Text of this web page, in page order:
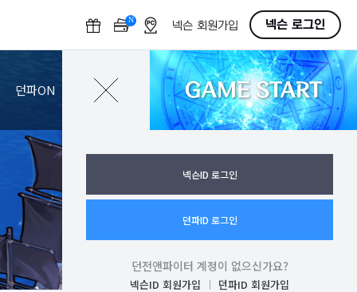
N
F
넥슨 회원가입 넥슨 로그인
던파ON GAME START
로그인
넥슨ID 로그인
던파ID 로그인
던전앤파이터 계정이 없으신가요?
넥슨ID 회원가입 던파ID 회원가입